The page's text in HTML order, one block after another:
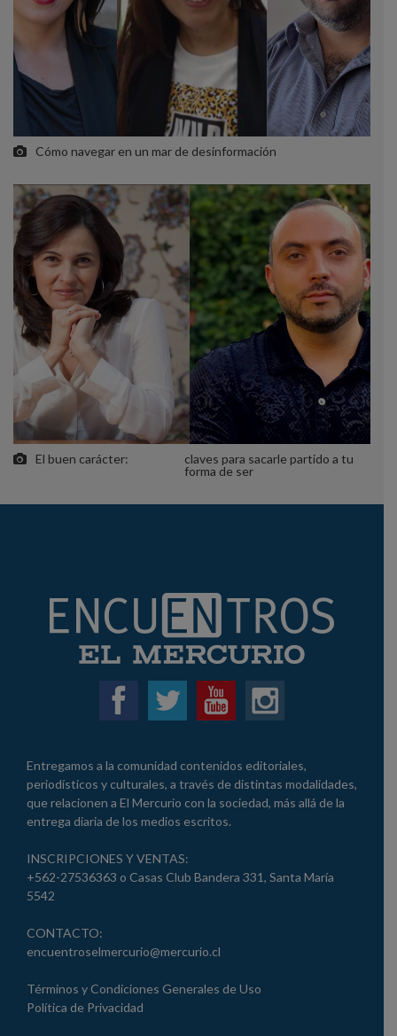
Cómo navegar en un mar de desinformación
El buen carácter:
claves para sacarle partido a tu
forma de ser
Entregamos a la comunidad contenidos editoriales,
periodísticos y culturales, a través de distintas modalidades,
que relacionen a El Mercurio con la sociedad, más allá de la
entrega diaria de los medios escritos.
INSCRIPCIONES Y VENTAS:
+562-27536363 o Casas Club Bandera 331, Santa María
5542
CONTACTO:
encuentroselmercurio@mercurio.cl
Términos y Condiciones Generales de Uso
Política de Privacidad